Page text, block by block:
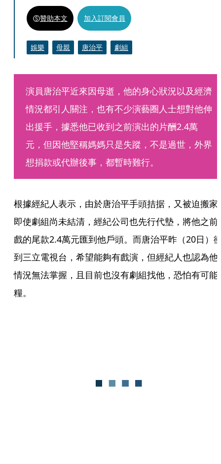
贊助本文 加入訂閱會員
娛樂 母親 唐治平 劇組
演員唐治平近來因母逝，他的身心狀況以及經濟
情況都引人關注，也有不少演藝圈人士想對他伸
出援手，據悉他已收到之前演出的片酬2.4萬
元，但因他堅稱媽媽只是失蹤，不是過世，外界
想捐款或代辦後事，都暫時難行。
根據經紀人表示，由於唐治平手頭拮据，又被迫搬家
即使劇組尚未結清，經紀公司也先行代墊，將他之前
戲的尾款2.4萬元匯到他戶頭。而唐治平昨（20日）
到三立電視台，希望能夠有戲演，但經紀人也認為他
情況無法掌握，且目前也沒有劇組找他，恐怕有可能
糧。